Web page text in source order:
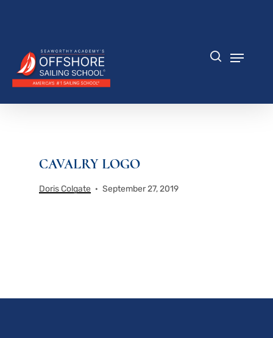
CAVALRY LOGO
Doris Colgate September 27, 2019